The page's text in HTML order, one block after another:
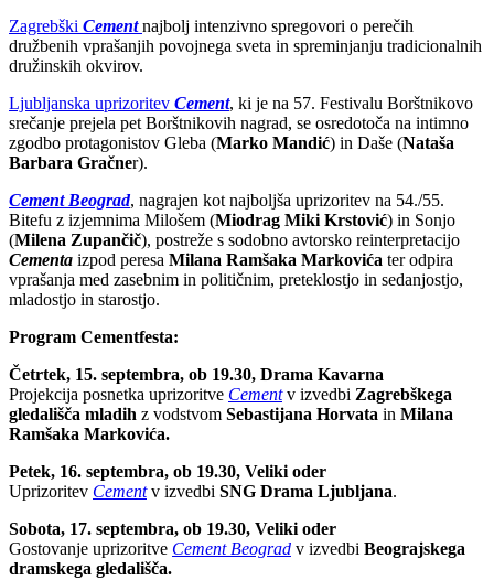
Zagrebški Cement najbolj intenzivno spregovori o perečih
družbenih vprašanjih povojnega sveta in spreminjanju tradicionalnih
družinskih okvirov.
Ljubljanska uprizoritev Cement, ki je na 57. Festivalu Borštnikovo
srečanje prejela pet Borštnikovih nagrad, se osredotoča na intimno
zgodbo protagonistov Gleba (Marko Mandić) in Daše (Nataša
Barbara Gračner).
Cement Beograd, nagrajen kot najboljša uprizoritev na 54./55.
Bitefu z izjemnima Milošem (Miodrag Miki Krstović) in Sonjo
(Milena Zupančič), postreže s sodobno avtorsko reinterpretacijo
Cementa izpod peresa Milana Ramšaka Markovića ter odpira
vprašanja med zasebnim in političnim, preteklostjo in sedanjostjo,
mladostjo in starostjo.
Program Cementfesta:
Četrtek, 15. septembra, ob 19.30, Drama Kavarna
Projekcija posnetka uprizoritve Cementv izvedbi Zagrebškega
gledališča mladih z vodstvom Sebastijana Horvata in Milana
Ramšaka Markovića.
Petek, 16. septembra, ob 19.30, Veliki oder
Uprizoritev Cementv izvedbi SNG Drama Ljubljana.
Sobota, 17. septembra, ob 19.30, Veliki oder
Gostovanje uprizoritve Cement Beograd v izvedbi Beograjskega
dramskega gledališča.